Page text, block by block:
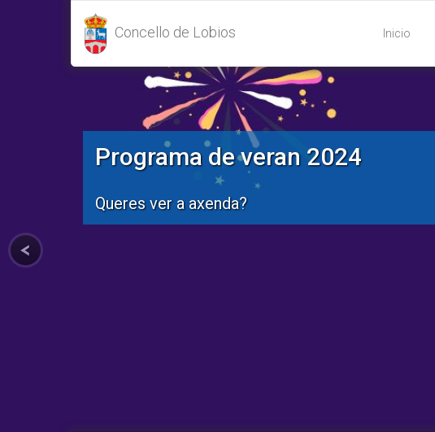
Concello de Lobios Inicio
Programa de veran 2024
Queres ver a axenda?